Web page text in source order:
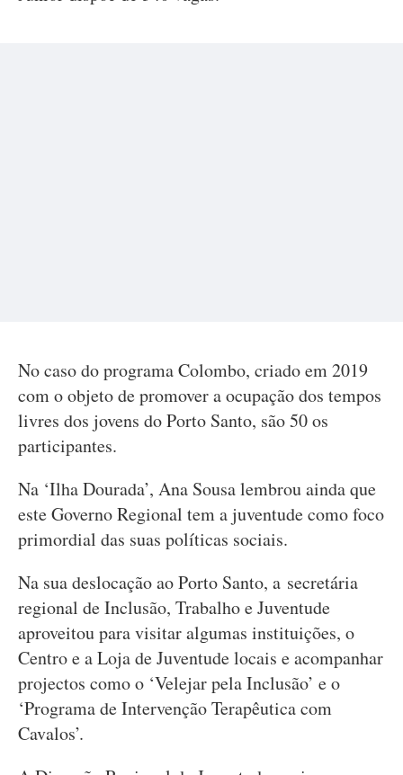
No caso do programa Colombo, criado em 2019
com o objeto de promover a ocupação dos tempos
livres dos jovens do Porto Santo, são 50 os
participantes.
Na ‘Ilha Dourada’, Ana Sousa lembrou ainda que
este Governo Regional tem a juventude como foco
primordial das suas políticas sociais.
Na sua deslocação ao Porto Santo, a secretária
regional de Inclusão, Trabalho e Juventude
aproveitou para visitar algumas instituições, o
Centro e a Loja de Juventude locais e acompanhar
projectos como o ‘Velejar pela Inclusão’ e o
‘Programa de Intervenção Terapêutica com
Cavalos’.